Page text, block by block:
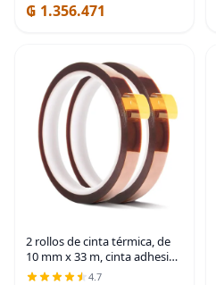
₲ 1.356.471
2 rollos de cinta térmica, de
10 mm x 33 m, cinta adhesiva
resistente al calor / cinta de
4.7